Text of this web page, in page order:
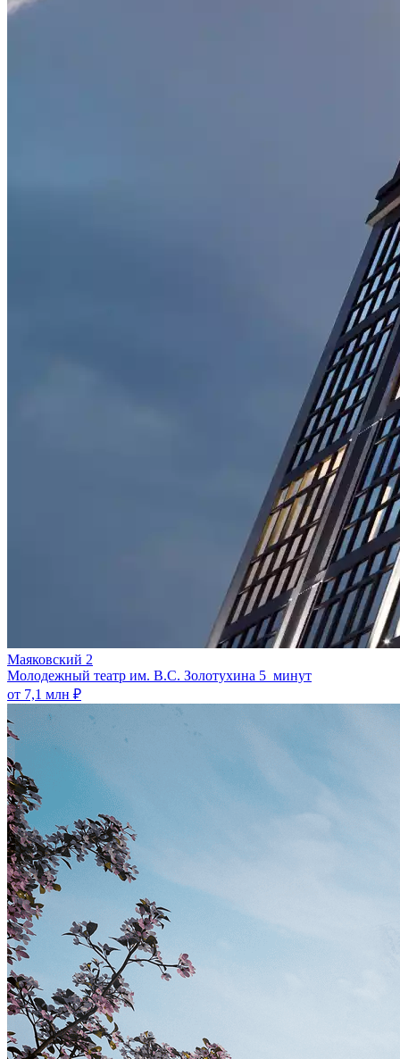
Маяковский 2
Молодежный театр им. В.С. Золотухина 5 минут
от 7,1 млн ₽